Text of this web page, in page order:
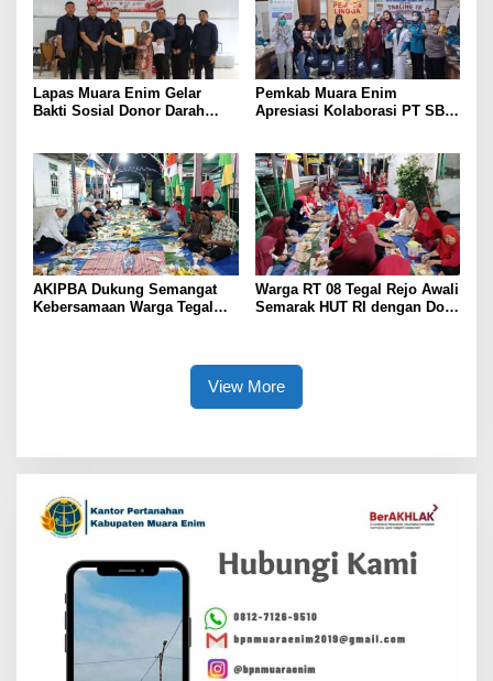
Lapas Muara Enim Gelar
Bakti Sosial Donor Darah
Pemkab Muara Enim
Apresiasi Kolaborasi PT SBS
AKIPBA Dukung Semangat
Kebersamaan Warga Tegal
Warga RT 08 Tegal Rejo Awali
Semarak HUT RI dengan Doa
View More